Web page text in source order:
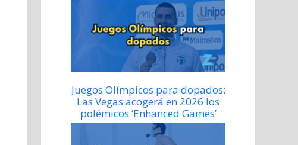
Juegos Olímpicos para dopados:
Las Vegas acogerá en 2026 los
polémicos ‘Enhanced Games’